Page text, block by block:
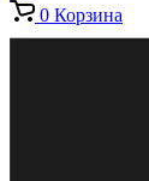
0 Корзина